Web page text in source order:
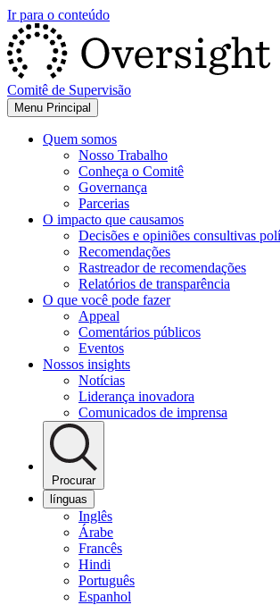
Ir para o conteúdo
Comitê de Supervisão
Menu Principal
Quem somos
Nosso Trabalho
Conheça o Comitê
Governança
Parcerias
O impacto que causamos
Decisões e opiniões consultivas
Recomendações
Rastreador de recomendações
Relatórios de transparência
O que você pode fazer
Appeal
Comentários públicos
Eventos
Nossos insights
Notícias
Liderança inovadora
Comunicados de imprensa
Procurar
línguas
Inglês
Árabe
Francês
Hindi
Português
Espanhol